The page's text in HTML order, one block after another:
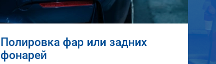
Полировка фар или задних
фонарей